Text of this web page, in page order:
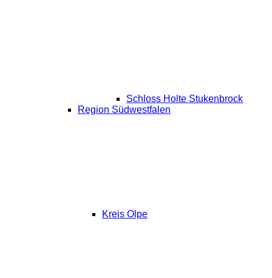
Schloss Holte Stukenbrock
Region Südwestfalen
Kreis Olpe